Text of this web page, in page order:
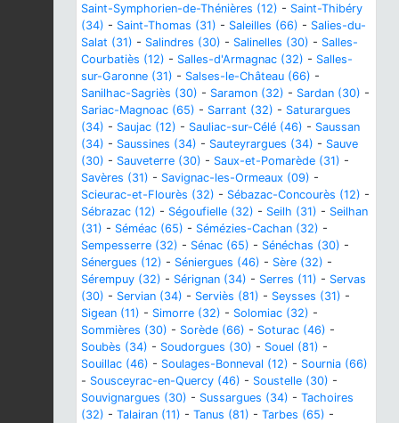
Saint-Symphorien-de-Thénières (12) - Saint-Thibéry
(34) - Saint-Thomas (31) - Saleilles (66) - Salies-du-
Salat (31) - Salindres (30) - Salinelles (30) - Salles-
Courbatiès (12) - Salles-d'Armagnac (32) - Salles-
sur-Garonne (31) - Salses-le-Château (66) -
Sanilhac-Sagriès (30) - Saramon (32) - Sardan (30) -
Sariac-Magnoac (65) - Sarrant (32) - Saturargues
(34) - Saujac (12) - Sauliac-sur-Célé (46) - Saussan
(34) - Saussines (34) - Sauteyrargues (34) - Sauve
(30) - Sauveterre (30) - Saux-et-Pomarède (31) -
Savères (31) - Savignac-les-Ormeaux (09) -
Scieurac-et-Flourès (32) - Sébazac-Concourès (12) -
Sébrazac (12) - Ségoufielle (32) - Seilh (31) - Seilhan
(31) - Séméac (65) - Sémézies-Cachan (32) -
Sempesserre (32) - Sénac (65) - Sénéchas (30) -
Sénergues (12) - Séniergues (46) - Sère (32) -
Sérempuy (32) - Sérignan (34) - Serres (11) - Servas
(30) - Servian (34) - Serviès (81) - Seysses (31) -
Sigean (11) - Simorre (32) - Solomiac (32) -
Sommières (30) - Sorède (66) - Soturac (46) -
Soubès (34) - Soudorgues (30) - Souel (81) -
Souillac (46) - Soulages-Bonneval (12) - Sournia (66)
- Sousceyrac-en-Quercy (46) - Soustelle (30) -
Souvignargues (30) - Sussargues (34) - Tachoires
(32) - Talairan (11) - Tanus (81) - Tarbes (65) -